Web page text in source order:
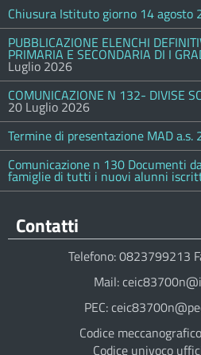
Chiusura Istituto giorno 14 agosto
PUBBLICAZIONE ELENCHI
PRIMARIA E SECONDARIA DI I
Luglio 2026
COMUNICAZIONE N 132- DIVISE
20 Luglio 2026
Termine di presentazione MAD a.s.
Comunicazione n 130 Documenti
famiglie di tutti i nuovi alunni
Contatti
Telefono: 0823799213
Mail:
PEC:
Codice
Codice univoco